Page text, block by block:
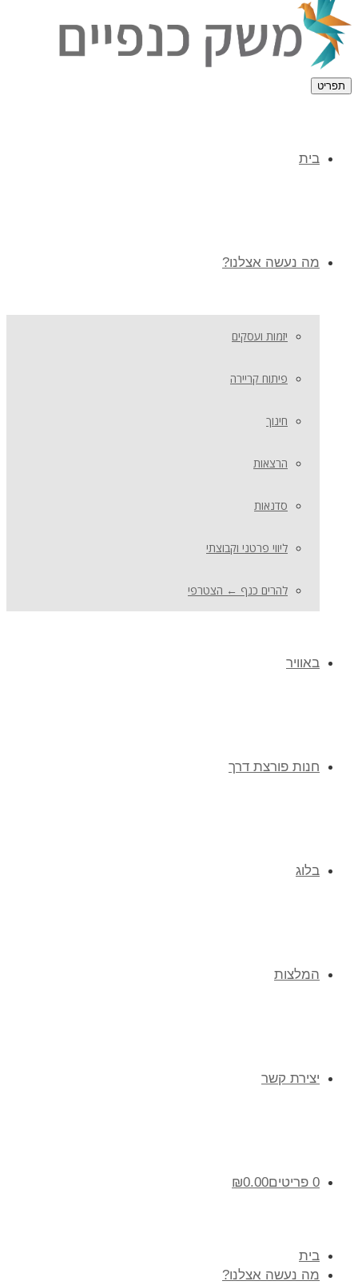
תפריט
בית
מה נעשה אצלנו?
יזמות ועסקים
פיתוח קריירה
חינוך
הרצאות
סדנאות
ליווי פרטני וקבוצתי
להרים כנף ← הצטרפי
באוויר
חנות פורצת דרך
בלוג
המלצות
יצירת קשר
0 פריטים ₪0.00
בית
מה נעשה אצלנו?